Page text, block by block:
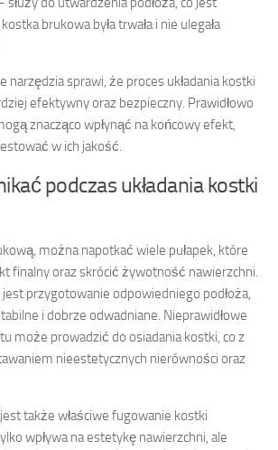
brukowa była trwała i nie ulegała
narzędzia sprawi, że proces układania kostki
efektywny oraz bezpieczny. Prawidłowo
znacząco wpłynąć na końcowy efekt,
w ich jakość.
podczas układania kostki
można napotkać wiele pułapek, które
finalny oraz skrócić żywotność nawierzchni.
przygotowanie odpowiedniego podłoża,
i dobrze odwadniane. Nieprawidłowe
może prowadzić do osiadania kostki, co z
nieestetycznych nierówności oraz
także właściwe fugowanie kostki
wpływa na estetykę nawierzchni, ale